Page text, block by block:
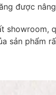
được
sản phẩm